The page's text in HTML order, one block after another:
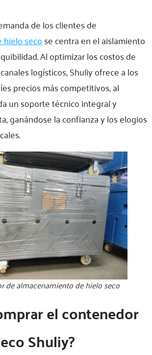
de los clientes de
secose centra en el aislamiento
Al optimizar los costos de
logísticos, Shuliy ofrece a los
precios más competitivos, al
un soporte técnico integral y
ganándose la confianza y los elogios
de almacenamiento de hielo seco
el contenedor
Shuliy?